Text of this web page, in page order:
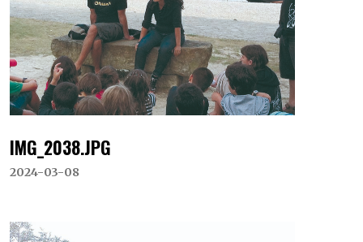
IMG_2038.JPG
2024-03-08